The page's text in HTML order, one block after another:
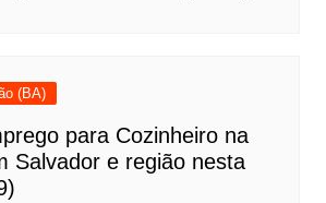
(BA)
para Cozinheiro na
Salvador e região nesta